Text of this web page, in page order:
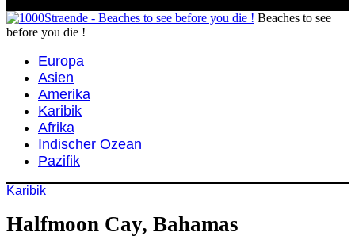
Beaches to see
before you die !
Europa
Asien
Amerika
Karibik
Afrika
Indischer Ozean
Pazifik
Karibik
Halfmoon Cay, Bahamas